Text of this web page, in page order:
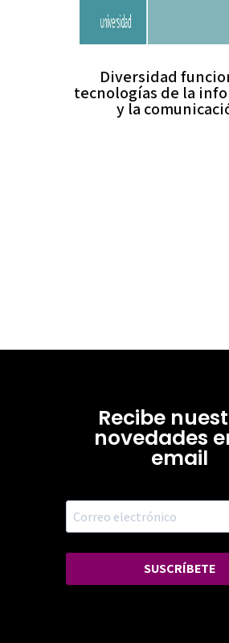
Diversidad
tecnologías de la
y la
Recibe
novedades
email
SUSCRÍBETE